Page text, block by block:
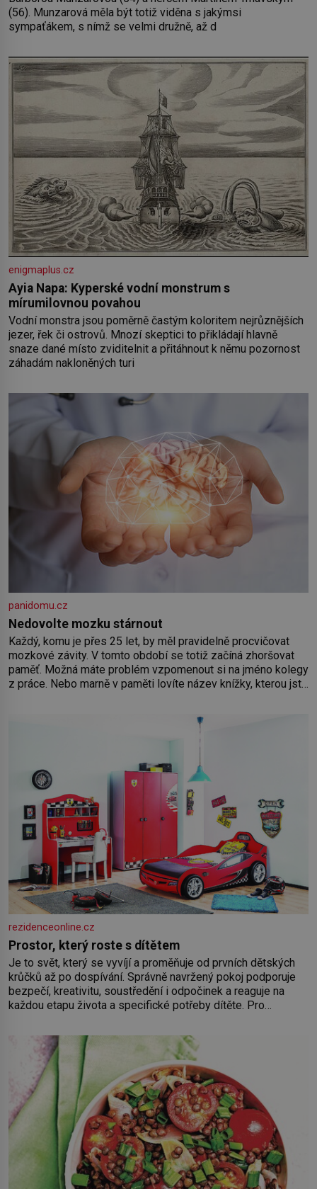
(56). Munzarová měla být totiž viděna s jakýmsi
sympaťákem, s nímž se velmi družně, až d
enigmaplus.cz
Ayia Napa: Kyperské vodní monstrum s
mírumilovnou povahou
Vodní monstra jsou poměrně častým koloritem nejrůznějších
jezer, řek či ostrovů. Mnozí skeptici to přikládají hlavně
snaze dané místo zviditelnit a přitáhnout k němu pozornost
záhadám nakloněných turi
panidomu.cz
Nedovolte mozku stárnout
Každý, komu je přes 25 let, by měl pravidelně procvičovat
mozkové závity. V tomto období se totiž začíná zhoršovat
paměť. Možná máte problém vzpomenout si na jméno kolegy
z práce. Nebo marně v paměti lovíte název knížky, kterou jste
rezidenceonline.cz
Prostor, který roste s dítětem
Je to svět, který se vyvíjí a proměňuje od prvních dětských
krůčků až po dospívání. Správně navržený pokoj podporuje
bezpečí, kreativitu, soustředění i odpočinek a reaguje na
každou etapu života a specifické potřeby dítěte. Pro
by pokoj miminka měl působit především klidně a útulně.
Předškolní věk je